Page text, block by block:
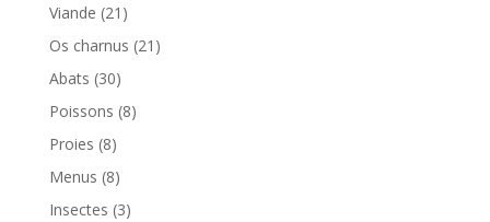
Viande 21 21
produits
Os charnus 21 21
Abats 3030
produits
Poissons 88
Proies 88
produits
Menus 88
produits
Insectes 33